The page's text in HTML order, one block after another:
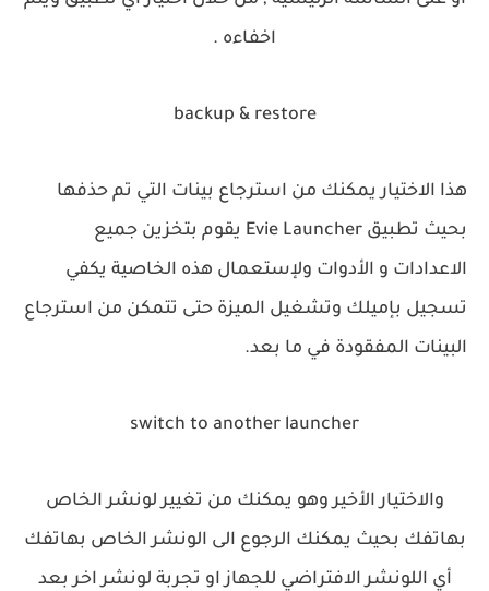
اخفاءه .
backup & restore
هذا الاختيار يمكنك من استرجاع بينات التي تم حذفها
بحيث تطبيق Evie Launcher يقوم بتخزين جميع
الاعدادات و الأدوات ولإستعمال هذه الخاصية يكفي
تسجيل بإميلك وتشغيل الميزة حتى تتمكن من استرجاع
البينات المفقودة في ما بعد.
switch to another launcher
والاختيار الأخير وهو يمكنك من تغيير لونشر الخاص
بهاتفك بحيث يمكنك الرجوع الى الونشر الخاص بهاتفك
أي اللونشر الافتراضي للجهاز او تجربة لونشر اخر بعد